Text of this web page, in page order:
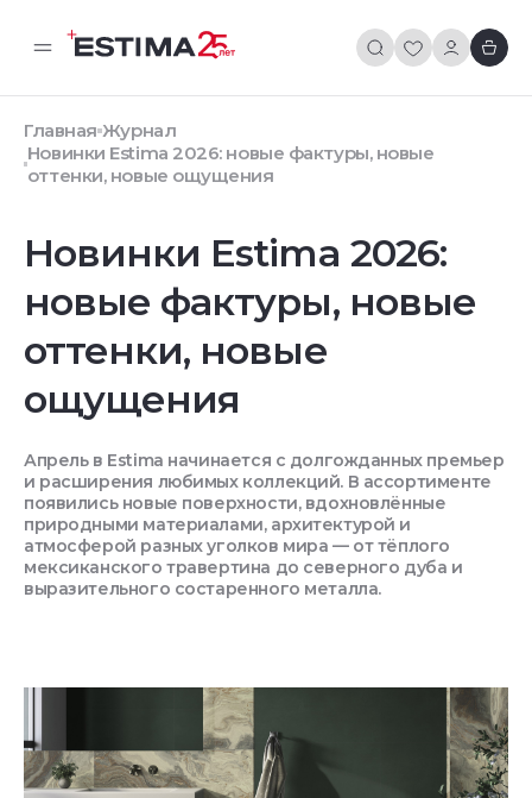
Главная Журнал
Новинки Estima 2026: новые фактуры, новые
оттенки, новые ощущения
Новинки Estima 2026:
новые фактуры, новые
оттенки, новые
ощущения
Апрель в Estima начинается с долгожданных премьер
и расширения любимых коллекций. В ассортименте
появились новые поверхности, вдохновлённые
природными материалами, архитектурой и
атмосферой разных уголков мира — от тёплого
мексиканского травертина до северного дуба и
выразительного состаренного металла.